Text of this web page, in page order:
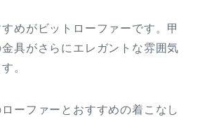
めがビットローファーです。甲
具がさらにエレガントな雰囲気
。
ーファーとおすすめの着こなし